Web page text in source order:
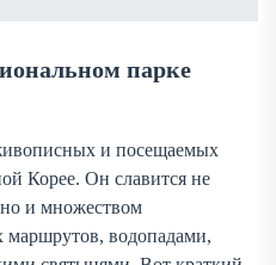
парке
и посещаемых
Корее. Он славится не
и множеством
маршрутов, водопадами,